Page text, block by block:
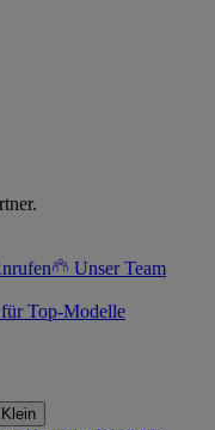
Unser Team
Top-Modelle
Klein